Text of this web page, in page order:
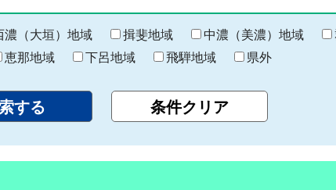
濃（大垣）地域 揖斐地域 中濃（美濃）地域
恵那地域 下呂地域 飛騨地域 県外